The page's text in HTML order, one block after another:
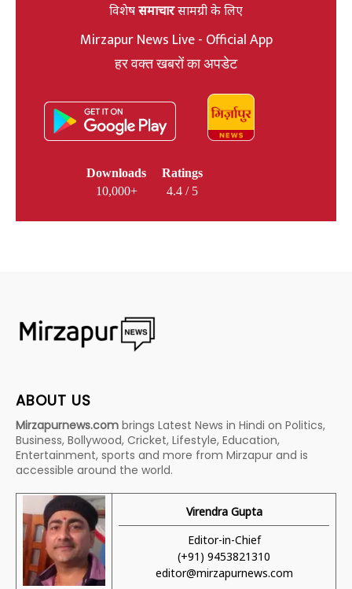
विशेषसमाचारसामग्री के लिए
Mirzapur News Live - Official App
हर वक्त खबरों का अपडेट
Downloads
10,000+
Ratings
4.4 / 5
ABOUT US
Mirzapurnews.com brings Latest News in Hindi on Politics,
Business, Bollywood, Cricket, Lifestyle, Education,
Entertainment, sports and more from Mirzapur and is
accessible around the world.
Virendra Gupta
Editor-in-Chief
(+91) 9453821310
editor@mirzapurnews.com